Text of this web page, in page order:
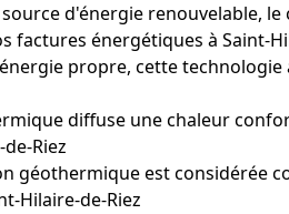
source d'énergie renouvelable,
énergétiques à Saint-
propre, cette technologie
diffuse une chaleur
Riez
géothermique est considérée
Hilaire-de-Riez